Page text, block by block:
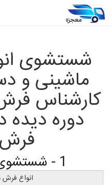
شستشوی
ماشینی و
کارشناس
دوره
فرش
1 - شستشوی فرش ماشینی
انواع فرش